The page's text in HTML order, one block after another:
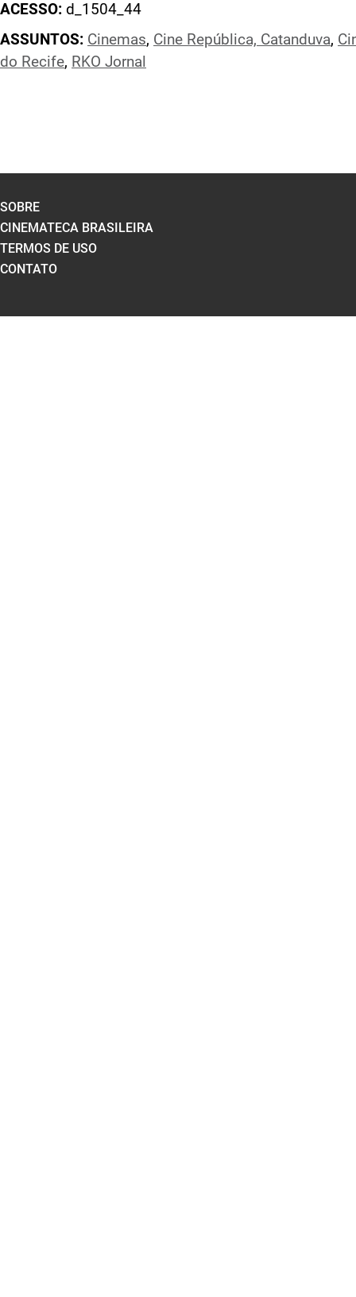
ACESSO: d_1504_44
ASSUNTOS: Cinemas, Cine República, Catanduva,
do Recife, RKO Jornal
SOBRE
CINEMATECA BRASILEIRA
TERMOS DE USO
CONTATO